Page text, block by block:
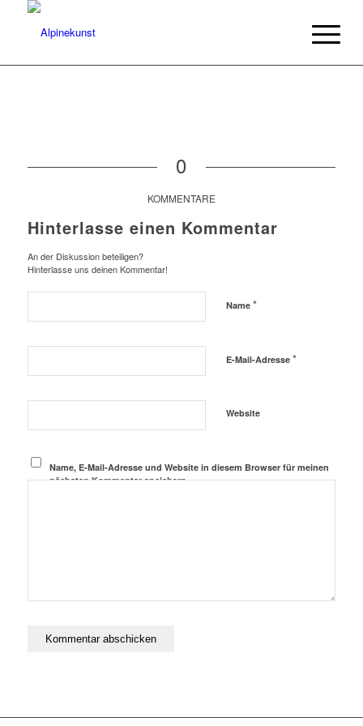
0
KOMMENTARE
Hinterlasse einen Kommentar
An der Diskussion beteiligen?
Hinterlasse uns deinen Kommentar!
Name *
E-Mail-Adresse *
Website
Name, E-Mail-Adresse und Website in diesem Browser für meinen
nächsten Kommentar speichern.